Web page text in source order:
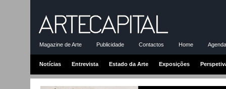
Magazine de Arte Publicidade Contactos Home
Notícias Entrevista Estado da Arte Exposições